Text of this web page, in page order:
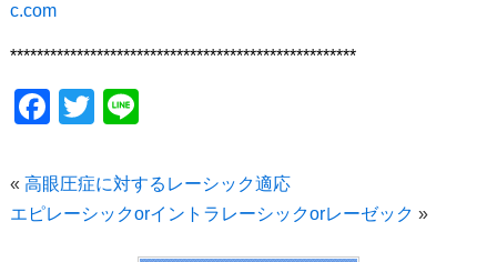
c.com
****************************************************
F
c
e
T
tt
er
e
« 高眼圧症に対するレーシック適応
エピレーシックorイントラレーシックorレーゼック »